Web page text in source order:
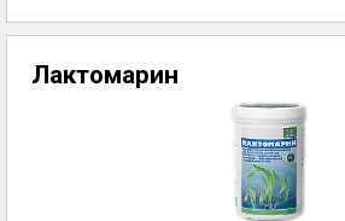
Лактомарин